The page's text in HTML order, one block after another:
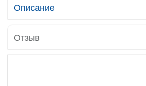
Описание
Отзыв